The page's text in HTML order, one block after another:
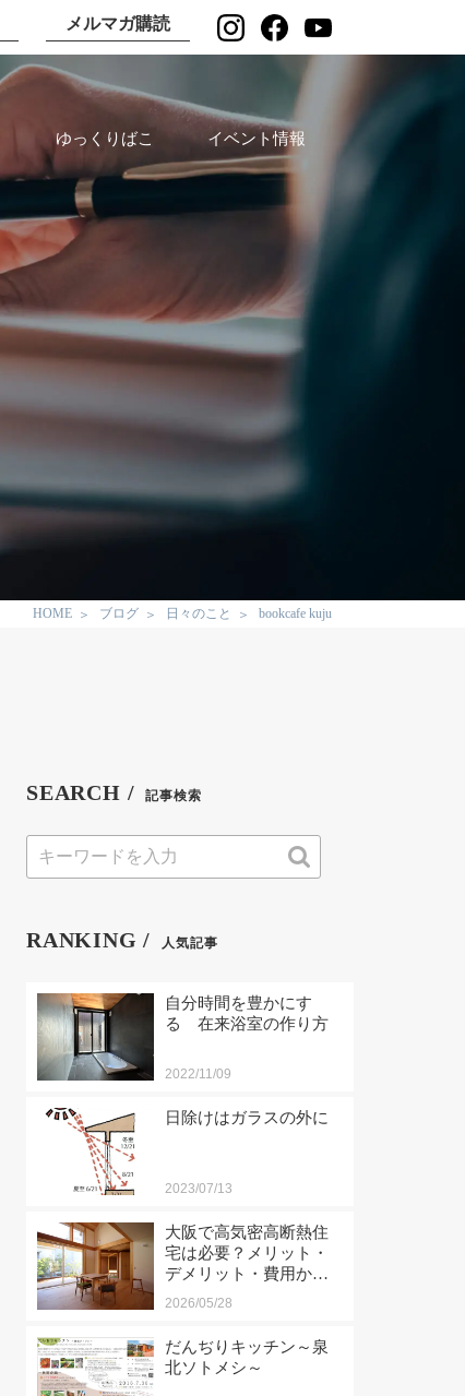
メルマガ購読
ゆっくりばこ イベント情報
HOME ブログ 日々のこと bookcafe kuju
SEARCH / 記事検索
RANKING / 人気記事
自分時間を豊かにす
る 在来浴室の作り方
2022/11/09
日除けはガラスの外に
2023/07/13
大阪で高気密高断熱住
宅は必要？メリット・
デメリット・費用から
工務店選びまで徹底解
2026/05/28
だんぢりキッチン～泉
北ソトメシ～